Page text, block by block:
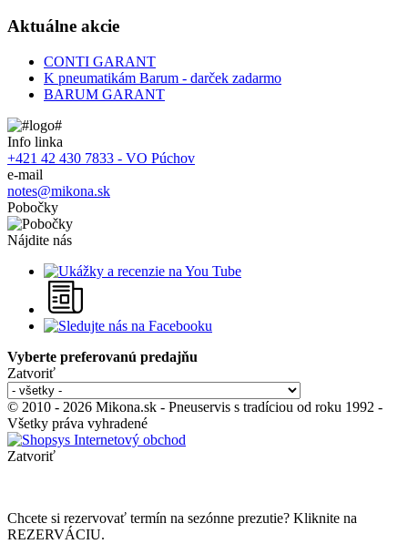
Aktuálne akcie
CONTI GARANT
K pneumatikám Barum - darček zadarmo
BARUM GARANT
Info linka
+421 42 430 7833 - VO Púchov
e-mail
notes@mikona.sk
Pobočky
Nájdite nás
Vyberte preferovanú predajňu
Zatvoriť
© 2010 - 2026 Mikona.sk - Pneuservis s tradíciou od roku 1992 -
Všetky práva vyhradené
Zatvoriť
Chcete si rezervovať termín na sezónne prezutie? Kliknite na
REZERVÁCIU.